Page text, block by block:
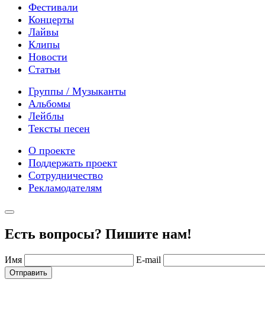
Фестивали
Концерты
Лайвы
Клипы
Новости
Статьи
Группы / Музыканты
Альбомы
Лейблы
Тексты песен
О проекте
Поддержать проект
Сотрудничество
Рекламодателям
Есть вопросы? Пишите нам!
Имя E-mail